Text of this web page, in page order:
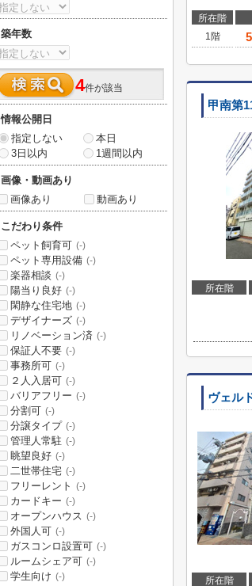
所在階
1階
甲南第
所在階
ヴェル
所在階
築年数
4件が該当
情報公開日
指定しない
本日
3日以内
1週間以内
画像・動画あり
画像あり
動画あり
こだわり条件
ペット飼育可 (-)
ペット専用設備 (-)
楽器相談 (-)
陽当り良好 (-)
閑静な住宅地 (-)
デザイナーズ (-)
リノベーション済 (-)
保証人不要 (-)
事務所可 (-)
２人入居可 (-)
バリアフリー (-)
分割可 (-)
分譲タイプ (-)
管理人常駐 (-)
眺望良好 (-)
二世帯住宅 (-)
フリーレント (-)
カードキー (-)
オープンハウス (-)
外国人可 (-)
ガスコンロ設置可 (-)
ルームシェア可 (-)
学生向け (-)